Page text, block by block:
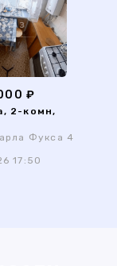
₽
2-комн,
Фукса 4
17:50